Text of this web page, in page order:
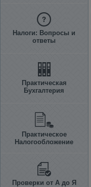
Налоги: Вопросы и
ответы
Практическая
Бухгалтерия
Практическое
Налогообложение
Проверки от А до Я